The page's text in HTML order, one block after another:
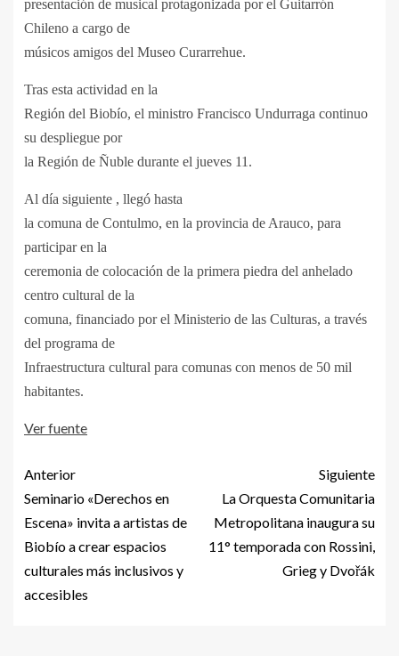
presentación de musical protagonizada por el Guitarrón
Chileno a cargo de
músicos amigos del Museo Curarrehue.
Tras esta actividad en la
Región del Biobío, el ministro Francisco Undurraga continuo
su despliegue por
la Región de Ñuble durante el jueves 11.
Al día siguiente , llegó hasta
la comuna de Contulmo, en la provincia de Arauco, para
participar en la
ceremonia de colocación de la primera piedra del anhelado
centro cultural de la
comuna, financiado por el Ministerio de las Culturas, a través
del programa de
Infraestructura cultural para comunas con menos de 50 mil
habitantes.
Ver fuente
Anterior
Seminario «Derechos en
Escena» invita a artistas de
Biobío a crear espacios
culturales más inclusivos y
accesibles
Siguiente
La Orquesta Comunitaria
Metropolitana inaugura su
11° temporada con Rossini,
Grieg y Dvořák